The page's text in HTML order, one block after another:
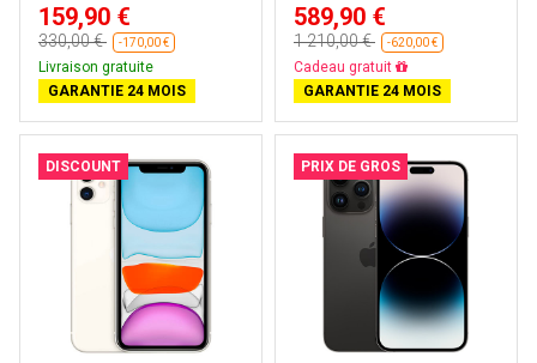
159,90 €
330,00 € -170,00 €
Livraison gratuite
GARANTIE 24 MOIS
589,90 €
1 210,00 € -620,00 €
Cadeau gratuit
GARANTIE 24 MOIS
DISCOUNT PRIX DE GROS